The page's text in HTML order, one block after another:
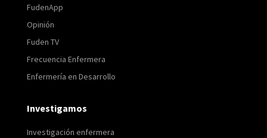
FudenApp
Opinión
Fuden TV
Frecuencia Enfermera
Enfermería en Desarrollo
Investigamos
Investigación enfermera